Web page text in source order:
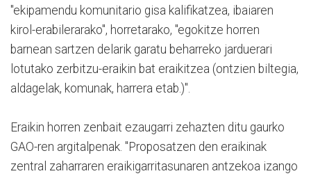
"ekipamendu komunitario gisa kalifikatzea, ibaiaren
kirol-erabilerarako", horretarako, "egokitze horren
barnean sartzen delarik garatu beharreko jarduerari
lotutako zerbitzu-eraikin bat eraikitzea (ontzien biltegia,
aldagelak, komunak, harrera etab.)".
Eraikin horren zenbait ezaugarri zehazten ditu gaurko
GAO-ren argitalpenak. "Proposatzen den eraikinak
zentral zaharraren eraikigarritasunaren antzekoa izango